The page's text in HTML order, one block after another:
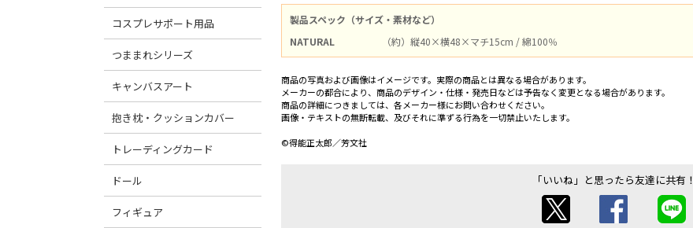
コスプレサポート用品
つままれシリーズ
キャンバスアート
抱き枕・クッションカバー
トレーディングカード
ドール
フィギュア
製品スペック（サイズ・素材など）
NATURAL
（約）縦40×横48×マチ15cm / 綿100％
商品の写真および画像はイメージです。実際の商品とは異なる場合があります。
メーカーの都合により、商品のデザイン・仕様・発売日などは予告なく変更となる場合があります。
商品の詳細につきましては、各メーカー様にお問い合わせください。
画像・テキストの無断転載、及びそれに準ずる行為を一切禁止いたします。
©得能正太郎／芳文社
「いいね」と思ったら友達に共有！